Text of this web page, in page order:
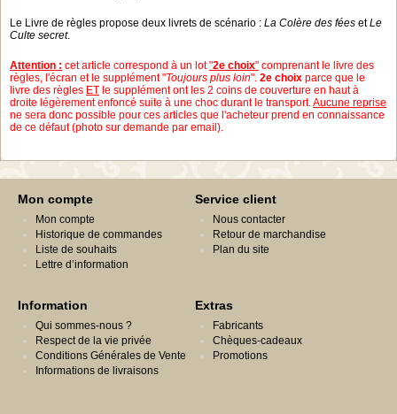
Le Livre de règles propose deux livrets de scénario : La Colère des fées etLe
Culte secret.
Attention : cet article correspond à un lot"2e choix" comprenant le livre des
règles, l'écran et le supplément "Toujours plus loin". 2e choix parce que le
livre des règles ET le supplément ont les 2 coins de couverture en haut à
droite légèrement enfoncé suite à une choc durant le transport.Aucune reprise
ne sera donc possible pour ces articles que l'acheteur prend en connaissance
de ce défaut (photo sur demande par email).
Mon compte
Mon compte
Historique de commandes
Liste de souhaits
Lettre d’information
Service client
Nous contacter
Retour de marchandise
Plan du site
Information
Qui sommes-nous ?
Respect de la vie privée
Conditions Générales de Vente
Informations de livraisons
Extras
Fabricants
Chèques-cadeaux
Promotions